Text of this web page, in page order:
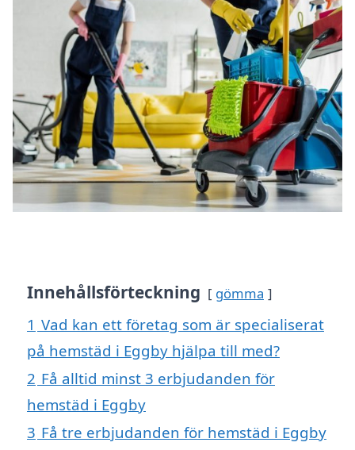
Innehållsförteckning gömma
1 Vad kan ett företag som är specialiserat
på hemstäd i Eggby hjälpa till med?
2 Få alltid minst 3 erbjudanden för
hemstäd i Eggby
3 Få tre erbjudanden för hemstäd i Eggby